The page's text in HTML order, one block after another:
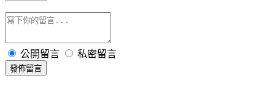
公開留言 私密留言
發佈留言